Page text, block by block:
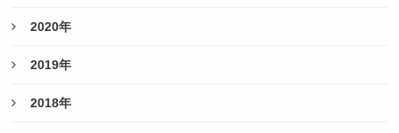
2020年
2019年
2018年